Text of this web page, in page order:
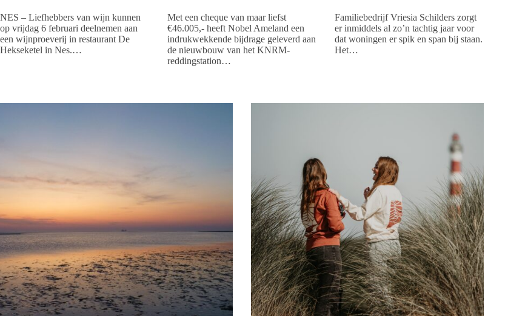
NES – Liefhebbers van wijn kunnen
op vrijdag 6 februari deelnemen aan
een wijnproeverij in restaurant De
Hekseketel in Nes.…
Met een cheque van maar liefst
€46.005,- heeft Nobel Ameland een
indrukwekkende bijdrage geleverd aan
de nieuwbouw van het KNRM-
reddingstation…
Familiebedrijf Vriesia Schilders zorgt
er inmiddels al zo’n tachtig jaar voor
dat woningen er spik en span bij staan.
Het…